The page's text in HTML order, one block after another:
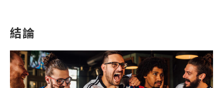
結論